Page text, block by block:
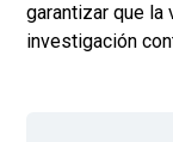
garantizar que la
investigación